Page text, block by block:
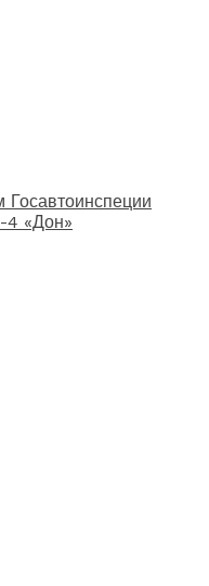
Госавтоинспеции
4 «Дон»